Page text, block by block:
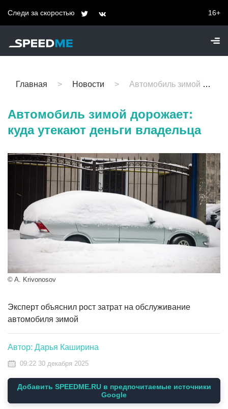
Следи за скоростью 16+
Главная Новости Автомобиль зимой дорожает: куда утекают деньги владельца
Автомобиль зимой дорожает:
куда утекают деньги владельца
© A. Krivonosov
Эксперт объяснил рост затрат на обслуживание
автомобиля зимой
Автор: Дарья Каширина
09:22 30 декабря 2025
Добавить SPEEDME.RU в предпочитаемые источники
Google